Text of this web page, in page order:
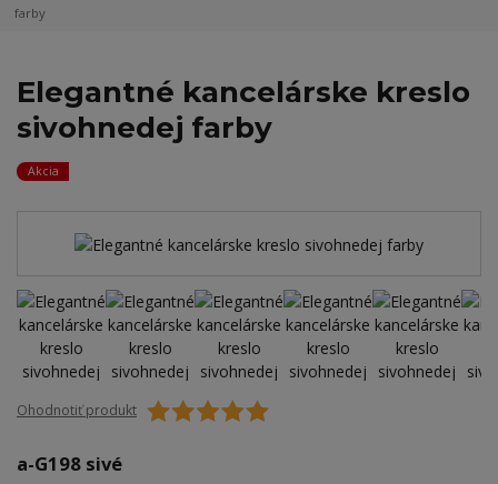
farby
Elegantné kancelárske kreslo
sivohnedej farby
Akcia
Ohodnotiť produkt
a-G198 sivé